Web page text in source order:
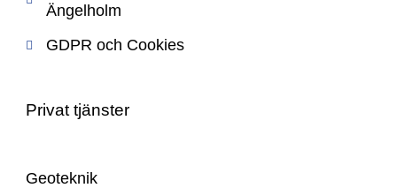
Ängelholm
GDPR och Cookies
Privat tjänster
Geoteknik